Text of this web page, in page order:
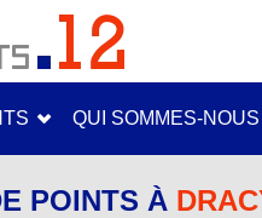
QUI SOMMES-
POINTS À